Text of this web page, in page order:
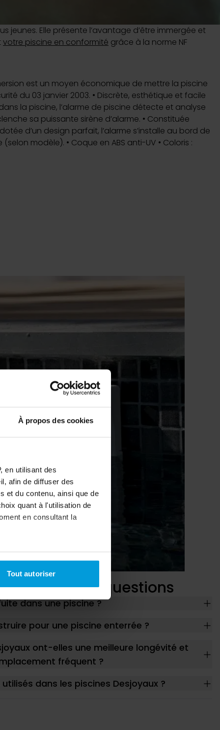
À propos des cookies
en utilisant des
afin de diffuser des
et du contenu, ainsi que de
quant à l'utilisation de
en consultant la
(empreintes
reportez-vous à lasection «
relatives aux médias
de notre site avec nos
informations que
Tout autoriser
plonger
à bulles
jeunes. Elle présente l’avantage d’être immergée et
votre piscine en conformité grâce à la norme NF
est un moyen économique de mettre la piscine
du 03 janvier 2003. • Discrète, esthétique et facile
la piscine, l’alarme de piscine détecte et analyse
sa puissante sirène d’alarme. • Constituée
d’un design parfait, l’alarme s’installe au bord de
modèle). • Coque en ABS anti-UV • Coloris :
à vos questions
dans une piscine ?
pour une piscine enterrée ?
ont-elles une meilleure longévité et
fréquent ?
dans les piscines Desjoyaux ?